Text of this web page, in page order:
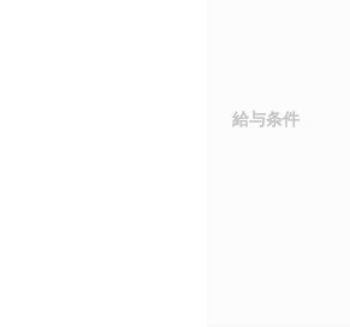
給与条件